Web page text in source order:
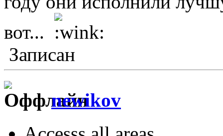
вот...
Записан
newikov